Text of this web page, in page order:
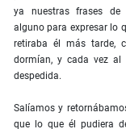
ya nuestras frases
alguno para expresar lo
retiraba él más tarde,
dormían, y cada vez al
despedida.
Salíamos y
que lo que él pudiera